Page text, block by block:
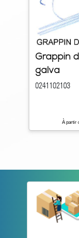
Grappin
galva
0241102103
À partir